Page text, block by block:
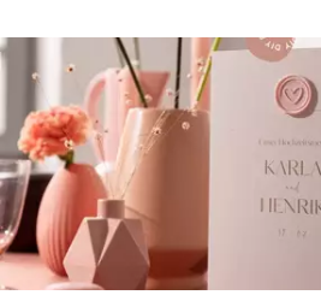
Weihnachten
Anlässe
Sprüche